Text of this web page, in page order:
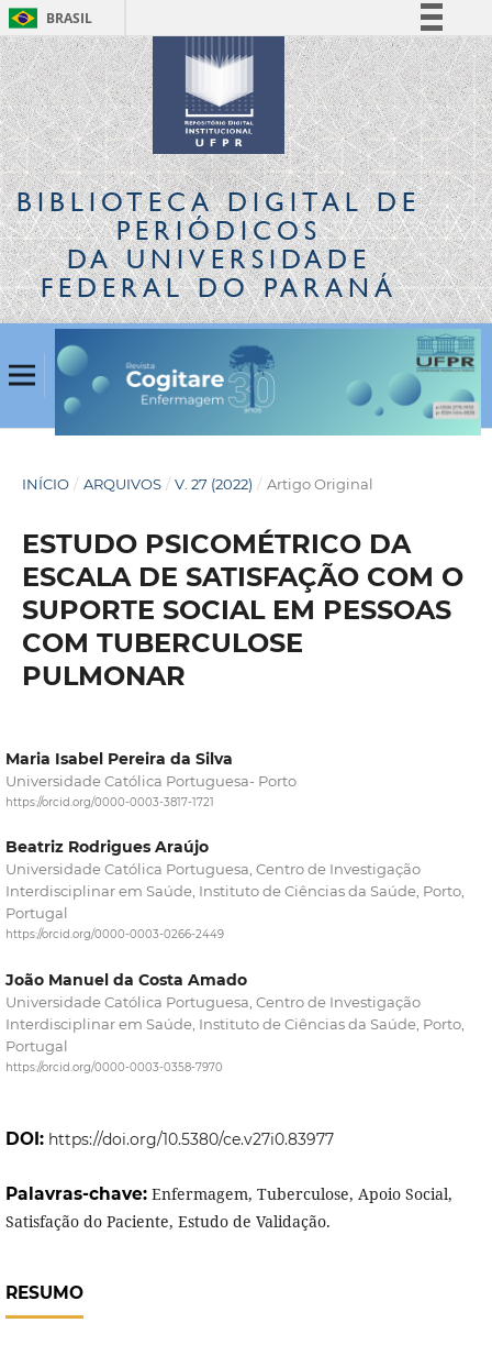
BRASIL
Simplifique!
Comunica BR
Participe
Acesso à informação
Legislação
Canais
BIBLIOTECA DIGITALDE
PERIÓDICOS
DA UNIVERSIDADE
FEDERAL DO PARANÁ
INÍCIO / ARQUIVOS / V. 27 (2022) / Artigo Original
ESTUDO PSICOMÉTRICO DA
ESCALA DE SATISFAÇÃO COM O
SUPORTE SOCIAL EM PESSOAS
COM TUBERCULOSE
PULMONAR
Maria Isabel Pereira da Silva
Universidade Católica Portuguesa- Porto
https://orcid.org/0000-0003-3817-1721
Beatriz Rodrigues Araújo
Universidade Católica Portuguesa, Centro de Investigação
Interdisciplinar em Saúde, Instituto de Ciências da Saúde, Porto,
Portugal
https://orcid.org/0000-0003-0266-2449
João Manuel da Costa Amado
Universidade Católica Portuguesa, Centro de Investigação
Interdisciplinar em Saúde, Instituto de Ciências da Saúde, Porto,
Portugal
https://orcid.org/0000-0003-0358-7970
DOI: https://doi.org/10.5380/ce.v27i0.83977
Palavras-chave: Enfermagem, Tuberculose, Apoio Social,
Satisfação do Paciente, Estudo de Validação.
RESUMO